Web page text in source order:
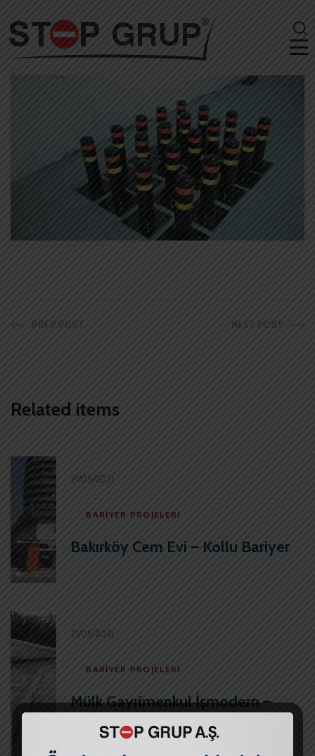
PREV POST NEXT POST
Related items
21/05/2021
BARIYER PROJELERI
Bakırköy Cem Evi – Kollu Bariyer
21/05/2021
BARIYER PROJELERI
Mülk Gayrimenkul İşmodern –
Mantar Bariyer